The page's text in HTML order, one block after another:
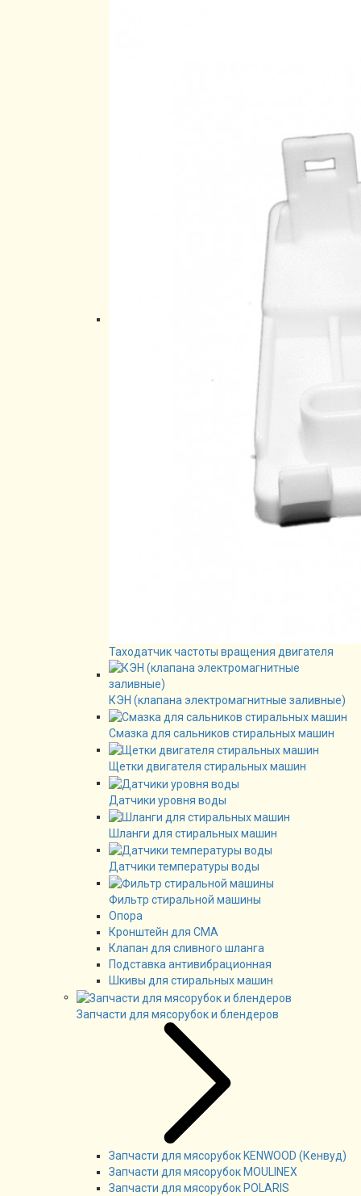
Таходатчик частоты вращения двигателя
КЭН (клапана электромагнитные заливные)
Смазка для сальников стиральных машин
Щетки двигателя стиральных машин
Датчики уровня воды
Шланги для стиральных машин
Датчики температуры воды
Фильтр стиральной машины
Опора
Кронштейн для СМА
Клапан для сливного шланга
Подставка антивибрационная
Шкивы для стиральных машин
Запчасти для мясорубок и блендеров
Запчасти для мясорубок KENWOOD (Кенвуд)
Запчасти для мясорубок MOULINEX
Запчасти для мясорубок POLARIS